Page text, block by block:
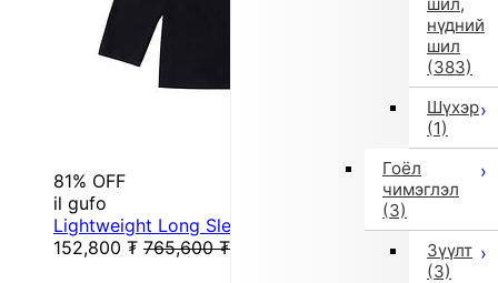
нүдний
шил
(383)
Шүхэр
(1)
Гоёл
чимэглэл
(3)
Зүүлт
(3)
81% OFF
il gufo
Lightweight Long Sleeve T-Shirt (Black)
152,800 ₮ 765,600 ₮